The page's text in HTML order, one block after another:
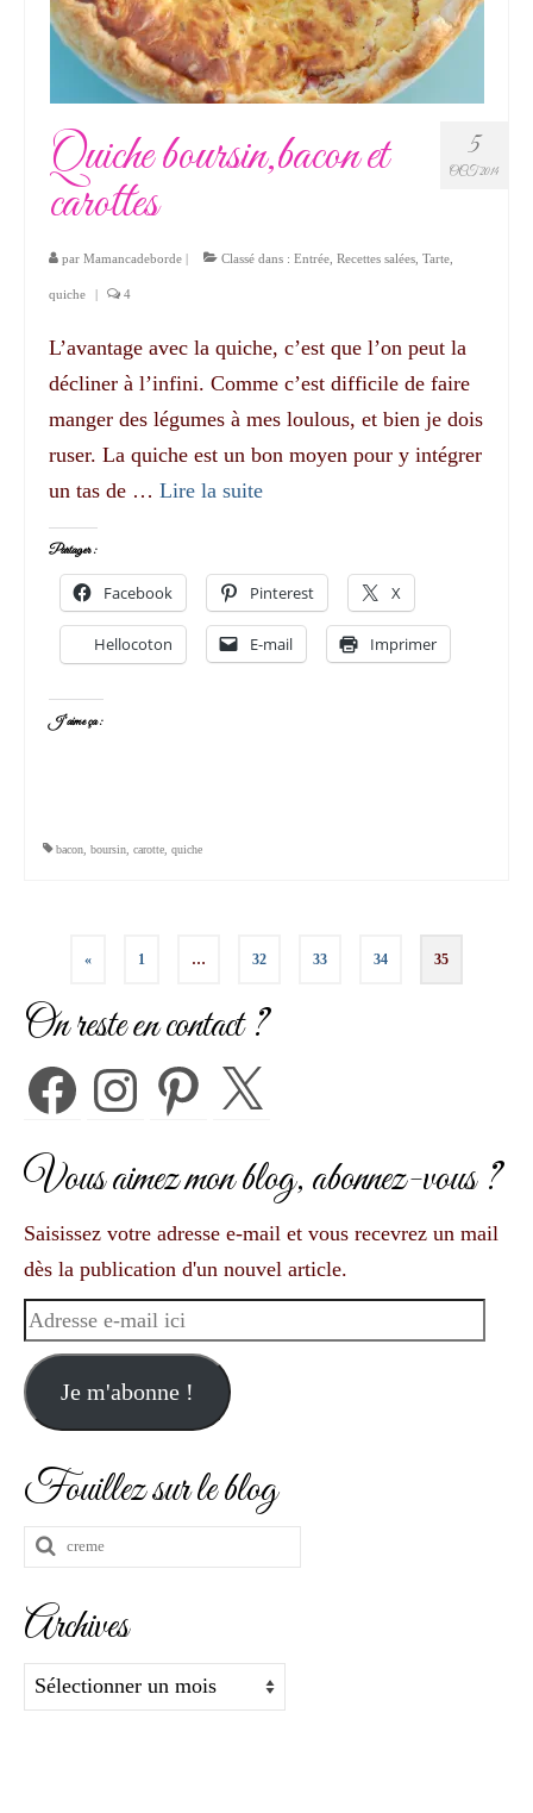
5
OCT 2014
Quiche boursin,bacon et
carottes
par Mamancadeborde | Classé dans : Entrée Recettes salées Tarte,
quiche | 4
L’avantage avec la quiche, c’est que l’on peut la
décliner à l’infini. Comme c’est difficile de faire
manger des légumes à mes loulous, et bien je dois
ruser. La quiche est un bon moyen pour y intégrer
un tas de … Lire la suite­­
Partager :
Facebook Pinterest X
Hellocoton E-mail Imprimer
J’aime ça :
bacon boursin carotte quiche
Pagination
des
publications
« 1 … 32 33 34 35
On reste en contact ?
FacebookInstagramPinterest X
Vous aimez mon blog, abonnez-vous ?
Saisissez votre adresse e-mail et vous recevrez un mail
dès la publication d'un nouvel article.
Adresse
mail
ici
Je m'abonne !
Fouillez sur le blog
Rechercher
Archives
Archives